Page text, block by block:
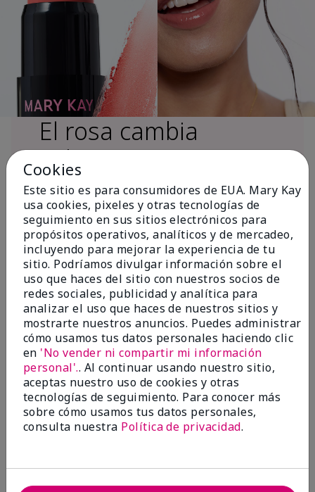
El rosa cambia
vidas®
Más de $18 millones donados a nivel
global desde 2008 para impulsar la
investigación contra el cáncer, erradicar
la violencia doméstica, promover el
empoderamiento económico y
transformar comunidades.
Cookies
Este sitio es para consumidores de EUA. Mary Kay
usa cookies, pixeles y otras tecnologías de
seguimiento en sus sitios electrónicos para
propósitos operativos, analíticos y de mercadeo,
incluyendo para mejorar la experiencia de tu
sitio. Podríamos divulgar información sobre el
uso que haces del sitio con nuestros socios de
redes sociales, publicidad y analítica para
analizar el uso que haces de nuestros sitios y
mostrarte nuestros anuncios. Puedes administrar
cómo usamos tus datos personales haciendo clic
en 'No vender ni compartir mi información
personal'.. Al continuar usando nuestro sitio,
aceptas nuestro uso de cookies y otras
tecnologías de seguimiento. Para conocer más
sobre cómo usamos tus datos personales,
consulta nuestra Política de privacidad.